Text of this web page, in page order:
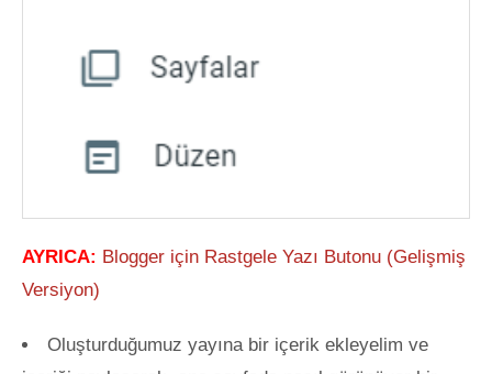
AYRICA: Blogger için Rastgele Yazı Butonu (Gelişmiş
Versiyon)
Oluşturduğumuz yayına bir içerik ekleyelim ve